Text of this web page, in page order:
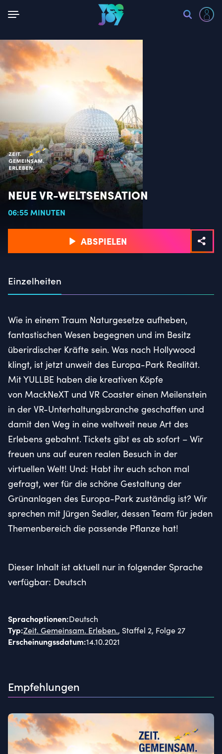
NEUE VR-WELTSENSATION
06:55 MINUTEN
ABSPIELEN
Einzelheiten
Wie in einem Traum Naturgesetze aufheben,
fantastischen Wesen begegnen und im Besitz
überirdischer Kräfte sein. Was nach Hollywood
klingt, ist jetzt unweit des Europa-Park Realität.
Mit YULLBE haben die kreativen Köpfe
von MackNeXT und VR Coaster einen Meilenstein
in der VR-Unterhaltungsbranche geschaffen und
damit den Weg in eine weltweit neue Art des
Erlebens gebahnt. Tickets gibt es ab sofort – Wir
freuen uns auf euren realen Besuch in der
virtuellen Welt! Und: Habt ihr euch schon mal
gefragt, wer für die schöne Gestaltung der
Grünanlagen des Europa-Park zuständig ist? Wir
sprechen mit Jürgen Sedler, dessen Team für jeden
Themenbereich die passende Pflanze hat!
Dieser Inhalt ist aktuell nur in folgender Sprache
verfügbar: Deutsch
Sprachoptionen:Deutsch
Typ:Zeit. Gemeinsam. Erleben., Staffel 2, Folge 27
Erscheinungssdatum:14.10.2021
Empfehlungen